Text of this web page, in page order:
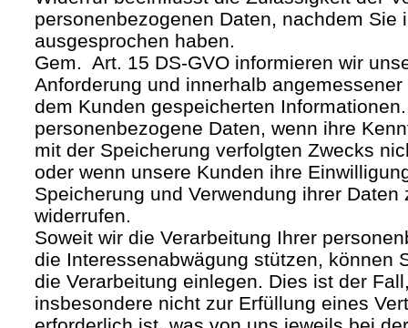
personenbezogenen Daten, nachdem Sie
ausgesprochen haben.
Gem. Art. 15 DS-GVO informieren wir
Anforderung und innerhalb
dem Kunden gespeicherten
personenbezogene Daten, wenn ihre
mit der Speicherung verfolgten Zwecks
oder wenn unsere Kunden ihre
Speicherung und Verwendung ihrer Daten
widerrufen.
Soweit wir die Verarbeitung Ihrer
die Interessenabwägung stützen, können
die Verarbeitung einlegen. Dies ist der
insbesondere nicht zur Erfüllung eines